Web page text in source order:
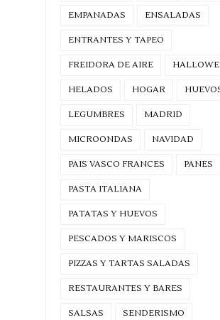
EMPANADAS ENSALADAS
ENTRANTES Y TAPEO
FREIDORA DE AIRE
HELADOS HOGAR
LEGUMBRES MADRID
MICROONDAS NAVIDAD
PAIS VASCO FRANCES PANES
PASTA ITALIANA
PATATAS Y HUEVOS
PESCADOS Y MARISCOS
PIZZAS Y TARTAS SALADAS
RESTAURANTES Y BARES
SALSAS SENDERISMO